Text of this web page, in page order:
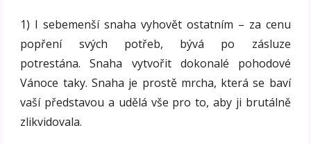
1) I sebemenší snaha vyhovět ostatním – za cenu
popření svých potřeb, bývá po zásluze
potrestána. Snaha vytvořit dokonalé pohodové
Vánoce taky. Snaha je prostě mrcha, která se baví
vaší představou a udělá vše pro to, aby ji brutálně
zlikvidovala.